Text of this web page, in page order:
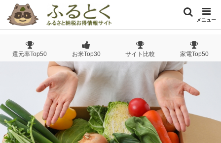
メニュー
還元率Top50 お米Top30 サイト比較 家電Top50